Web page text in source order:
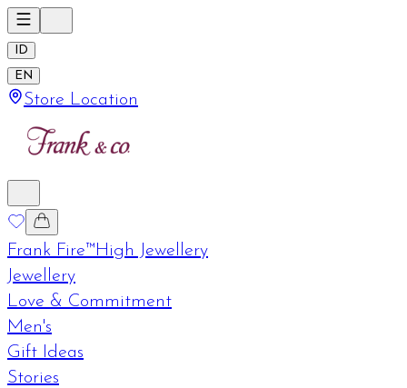
ID
EN
Store Location
Frank Fire™High Jewellery
Jewellery
Love & Commitment
Men's
Gift Ideas
Stories